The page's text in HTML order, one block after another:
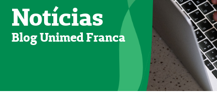
Notícias
Blog Unimed Franca